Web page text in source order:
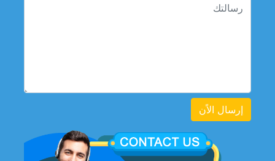
إرسال الاًن